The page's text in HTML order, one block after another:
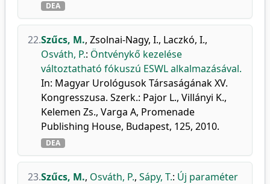
DEA
22.Szűcs, M., Zsolnai-Nagy, I., Laczkó, I.,
Osváth, P.: Öntvénykő kezelése
változtatható fókuszú ESWL alkalmazásával.
In: Magyar Urológusok Társaságának XV.
Kongresszusa. Szerk.: Pajor L., Villányi K.,
Kelemen Zs., Varga A, Promenade
Publishing House, Budapest, 125, 2010.
DEA
23.Szűcs, M., Osváth, P., Sápy, T.: Új paraméter